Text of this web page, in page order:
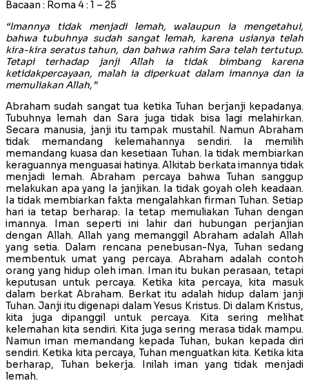
Bacaan : Roma 4 : 1 – 25
“Imannya tidak menjadi lemah, walaupun ia mengetahui,
bahwa tubuhnya sudah sangat lemah, karena usianya telah
kira-kira seratus tahun, dan bahwa rahim Sara telah tertutup.
Tetapi terhadap janji Allah ia tidak bimbang karena
ketidakpercayaan, malah ia diperkuat dalam imannya dan ia
memuliakan Allah,”
Abraham sudah sangat tua ketika Tuhan berjanji kepadanya.
Tubuhnya lemah dan Sara juga tidak bisa lagi melahirkan.
Secara manusia, janji itu tampak mustahil. Namun Abraham
tidak memandang kelemahannya sendiri. Ia memilih
memandang kuasa dan kesetiaan Tuhan. Ia tidak membiarkan
keraguannya menguasai hatinya. Alkitab berkata imannya tidak
menjadi lemah. Abraham percaya bahwa Tuhan sanggup
melakukan apa yang Ia janjikan. Ia tidak goyah oleh keadaan.
Ia tidak membiarkan fakta mengalahkan firman Tuhan. Setiap
hari ia tetap berharap. Ia tetap memuliakan Tuhan dengan
imannya. Iman seperti ini lahir dari hubungan perjanjian
dengan Allah. Allah yang memanggil Abraham adalah Allah
yang setia. Dalam rencana penebusan-Nya, Tuhan sedang
membentuk umat yang percaya. Abraham adalah contoh
orang yang hidup oleh iman. Iman itu bukan perasaan, tetapi
keputusan untuk percaya. Ketika kita percaya, kita masuk
dalam berkat Abraham. Berkat itu adalah hidup dalam janji
Tuhan. Janji itu digenapi dalam Yesus Kristus. Di dalam Kristus,
kita juga dipanggil untuk percaya. Kita sering melihat
kelemahan kita sendiri. Kita juga sering merasa tidak mampu.
Namun iman memandang kepada Tuhan, bukan kepada diri
sendiri. Ketika kita percaya, Tuhan menguatkan kita. Ketika kita
berharap, Tuhan bekerja. Inilah iman yang tidak menjadi
lemah.